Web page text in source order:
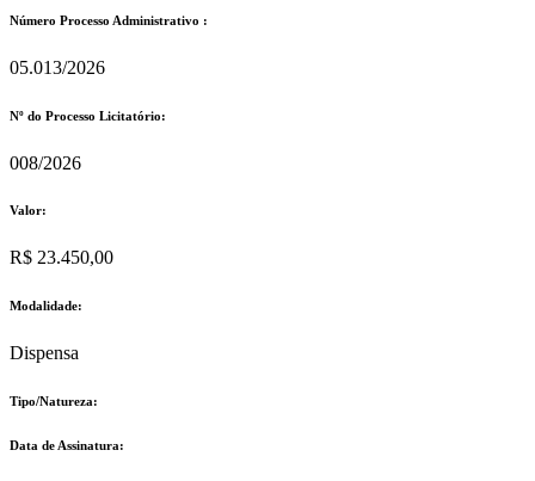
Número Processo Administrativo :
05.013/2026
Nº do Processo Licitatório:
008/2026
Valor:
R$ 23.450,00
Modalidade:
Dispensa
Tipo/Natureza:
Data de Assinatura: